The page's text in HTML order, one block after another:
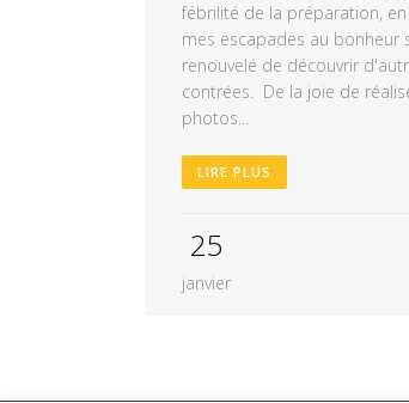
fébrilité de la préparation,
mes escapades au bonheur
renouvelé de découvrir
contrées. De la joie de
photos...
LIRE PLUS
25
janvier